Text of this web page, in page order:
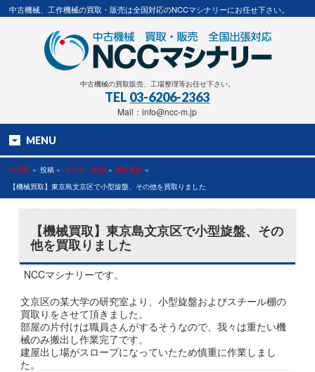
中古機械、工作機械の買取・販売は全国対応のNCCマシナリーにお任せ下さい。
中古機械の買取販売、工場整理等お任せ下さい。
TEL 03-6206-2363
Mail：info@ncc-m.jp
MENU
HOME » 投稿 » ブログ・動画 » 買取実績 »
【機械買取】東京島文京区で小型旋盤、その他を買取りました
【機械買取】東京島文京区で小型旋盤、その
他を買取りました
NCCマシナリーです。
文京区の某大学の研究室より、小型旋盤およびスチール棚の
買取りをさせて頂きました。
部屋の片付けは職員さんがするそうなので、我々は重たい機
械のみ搬出し作業完了です。
建屋出し場がスロープになっていたため慎重に作業しまし
た。